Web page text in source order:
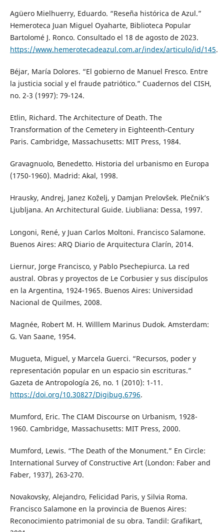
Agüero Mielhuerry, Eduardo. “Reseña histórica de Azul.”
Hemeroteca Juan Miguel Oyaharte, Biblioteca Popular
Bartolomé J. Ronco. Consultado el 18 de agosto de 2023.
https://www.hemerotecadeazul.com.ar/index/articulo/id/145.
Béjar, María Dolores. “El gobierno de Manuel Fresco. Entre
la justicia social y el fraude patriótico.” Cuadernos del CISH,
no. 2-3 (1997): 79-124.
Etlin, Richard. The Architecture of Death. The
Transformation of the Cemetery in Eighteenth-Century
Paris. Cambridge, Massachusetts: MIT Press, 1984.
Gravagnuolo, Benedetto. Historia del urbanismo en Europa
(1750-1960). Madrid: Akal, 1998.
Hrausky, Andrej, Janez Koželj, y Damjan Prelovšek. Plečnik’s
Ljubljana. An Architectural Guide. Liubliana: Dessa, 1997.
Longoni, René, y Juan Carlos Moltoni. Francisco Salamone.
Buenos Aires: ARQ Diario de Arquitectura Clarín, 2014.
Liernur, Jorge Francisco, y Pablo Psechepiurca. La red
austral. Obras y proyectos de Le Corbusier y sus discípulos
en la Argentina, 1924-1965. Buenos Aires: Universidad
Nacional de Quilmes, 2008.
Magnée, Robert M. H. Willlem Marinus Dudok. Amsterdam:
G. Van Saane, 1954.
Mugueta, Miguel, y Marcela Guerci. “Recursos, poder y
representación popular en un espacio sin escrituras.”
Gazeta de Antropología 26, no. 1 (2010): 1-11.
https://doi.org/10.30827/Digibug.6796.
Mumford, Eric. The CIAM Discourse on Urbanism, 1928-
1960. Cambridge, Massachusetts: MIT Press, 2000.
Mumford, Lewis. “The Death of the Monument.” En Circle:
International Survey of Constructive Art (London: Faber and
Faber, 1937), 263‐270.
Novakovsky, Alejandro, Felicidad Paris, y Silvia Roma.
Francisco Salamone en la provincia de Buenos Aires:
Reconocimiento patrimonial de su obra. Tandil: Grafikart,